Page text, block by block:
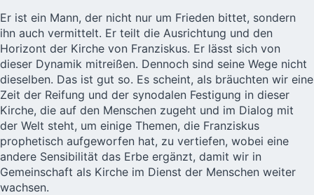
Er ist ein Mann, der nicht nur um Frieden bittet, sondern
ihn auch vermittelt. Er teilt die Ausrichtung und den
Horizont der Kirche von Franziskus. Er lässt sich von
dieser Dynamik mitreißen. Dennoch sind seine Wege nicht
dieselben. Das ist gut so. Es scheint, als bräuchten wir eine
Zeit der Reifung und der synodalen Festigung in dieser
Kirche, die auf den Menschen zugeht und im Dialog mit
der Welt steht, um einige Themen, die Franziskus
prophetisch aufgeworfen hat, zu vertiefen, wobei eine
andere Sensibilität das Erbe ergänzt, damit wir in
Gemeinschaft als Kirche im Dienst der Menschen weiter
wachsen.